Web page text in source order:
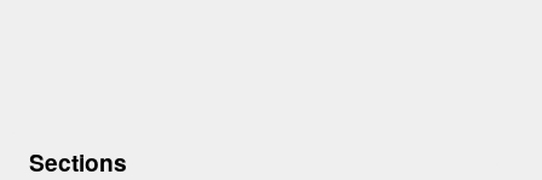
Sections